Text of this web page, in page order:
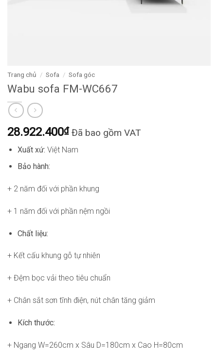
Trang chủ / Sofa / Sofa góc
Wabu sofa FM-WC667
28.922.400₫ Đã bao gồm VAT
Xuất xứ: Việt Nam
Bảo hành:
+ 2 năm đối với phần khung
+ 1 năm đối với phần nệm ngồi
Chất liệu:
+ Kết cấu khung gỗ tự nhiên
+ Đệm bọc vải theo tiêu chuẩn
+ Chân sắt sơn tĩnh điện, nút chân tăng giảm
Kích thước:
+ Ngang W=260cm x Sâu D=180cm x Cao H=80cm